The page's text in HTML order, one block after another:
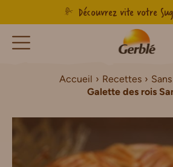
Découvrez vite votre
Accueil Recettes